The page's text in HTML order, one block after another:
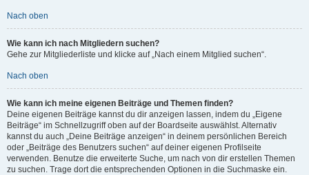
Nach oben
Wie kann ich nach Mitgliedern suchen?
Gehe zur Mitgliederliste und klicke auf „Nach einem Mitglied suchen“.
Nach oben
Wie kann ich meine eigenen Beiträge und Themen finden?
Deine eigenen Beiträge kannst du dir anzeigen lassen, indem du „Eigene
Beiträge“ im Schnellzugriff oben auf der Boardseite auswählst. Alternativ
kannst du auch „Deine Beiträge anzeigen“ in deinem persönlichen Bereich
oder „Beiträge des Benutzers suchen“ auf deiner eigenen Profilseite
verwenden. Benutze die erweiterte Suche, um nach von dir erstellen Themen
zu suchen. Trage dort die entsprechenden Optionen in die Suchmaske ein.